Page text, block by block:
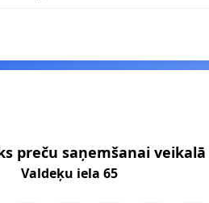
preču saņemšanai veikalā
Valdeķu iela 65